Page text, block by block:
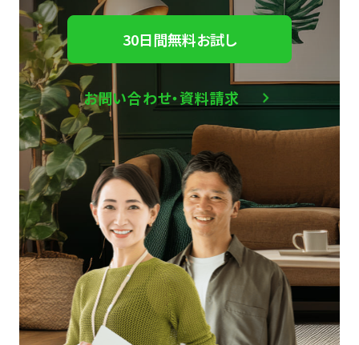
30日間無料お試し
お問い合わせ・資料請求